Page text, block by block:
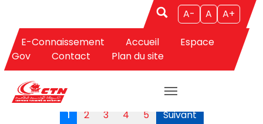
Aller au contenu principal
A- A A+
E-Connaissement Accueil
Espace
Gov
Contact Plan du site
APPELS D'OFFRES
1 2 3 4 5 Suivant